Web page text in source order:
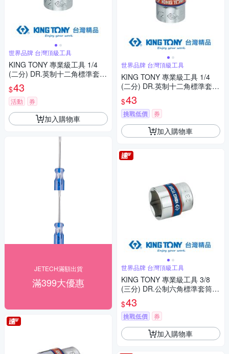
世界品牌 台灣頂級工具
KING TONY 專業級工具 1/4
(二分) DR.英制十二角標準套筒
15/32inch (233015S)
$43
活動 券
加入購物車
JETECH滿額出貨
滿399大優惠
世界品牌 台灣頂級工具
KING TONY 專業級工具 1/4
(二分) DR.英制十二角標準套筒
7/16inch (233014S)
$43
挑戰低價 券
加入購物車
世界品牌 台灣頂級工具
KING TONY 專業級工具 3/8
(三分) DR.公制六角標準套筒
(6/7/8/9/10/11/12mm) (3335
M)
$43
挑戰低價 券
加入購物車